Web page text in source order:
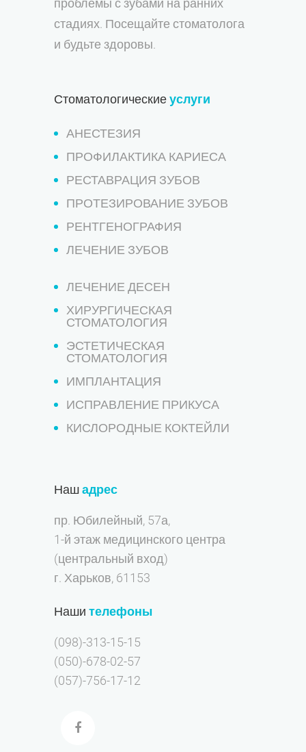
проблемы с зубами на ранних
стадиях. Посещайте стоматолога
и будьте здоровы.
Стоматологическиеуслуги
АНЕСТЕЗИЯ
ПРОФИЛАКТИКА КАРИЕСА
РЕСТАВРАЦИЯ ЗУБОВ
ПРОТЕЗИРОВАНИЕ ЗУБОВ
РЕНТГЕНОГРАФИЯ
ЛЕЧЕНИЕ ЗУБОВ
ЛЕЧЕНИЕ ДЕСЕН
ХИРУРГИЧЕСКАЯ
СТОМАТОЛОГИЯ
ЭСТЕТИЧЕСКАЯ
СТОМАТОЛОГИЯ
ИМПЛАНТАЦИЯ
ИСПРАВЛЕНИЕ ПРИКУСА
КИСЛОРОДНЫЕ КОКТЕЙЛИ
Нашадрес
пр. Юбилейный, 57а,
1-й этаж медицинского центра
(центральный вход)
г. Харьков, 61153
Наши телефоны
(098)-313-15-15
(050)-678-02-57
(057)-756-17-12